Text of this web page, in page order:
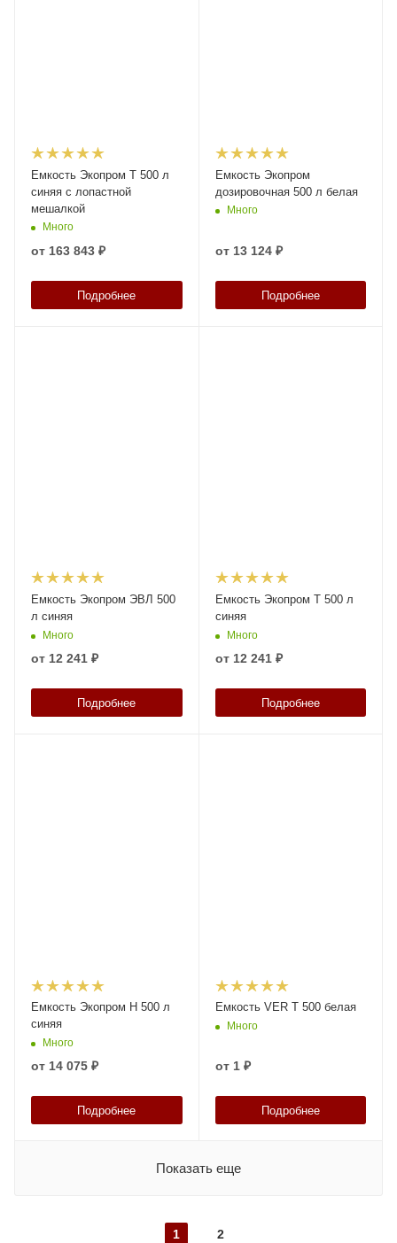
Емкость Экопром T 500 л
синяя с лопастной
мешалкой
Много
от 163 843 ₽
Подробнее
Емкость Экопром
дозировочная 500 л белая
Много
от 13 124 ₽
Подробнее
Емкость Экопром ЭВЛ 500
л синяя
Много
от 12 241 ₽
Подробнее
Емкость Экопром T 500 л
синяя
Много
от 12 241 ₽
Подробнее
Емкость Экопром H 500 л
синяя
Много
от 14 075 ₽
Подробнее
Емкость VER T 500 белая
Много
от 1 ₽
Подробнее
Показать еще
1 2